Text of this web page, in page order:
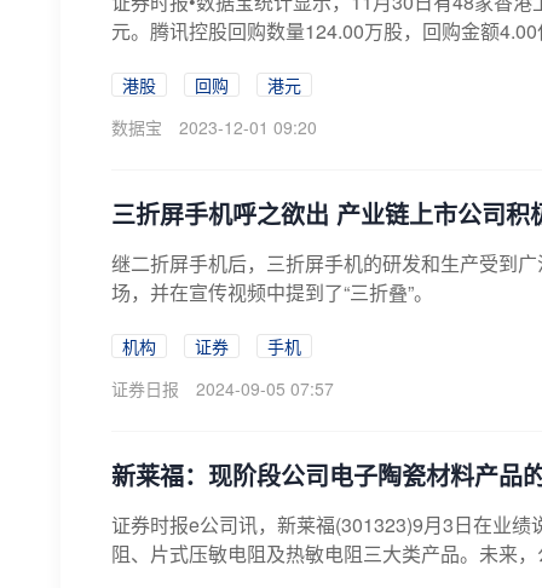
元。腾讯控股回购数量124.00万股，回购金额
港股 回购
港元
数据宝
2023-12-01 09:20
三折屏手机呼之欲出 产业链上市公司积
继二折屏手机后，三折屏手机的研发和生产受到
场，并在宣传视频中提到了“三折叠”。
机构 证券
手机
证券日报
2024-09-05 07:57
新莱福：现阶段公司电子陶瓷材料产品
证券时报e公司讯，新莱福(301323)9月3日在业
阻、片式压敏电阻及热敏电阻三大类产品。未来